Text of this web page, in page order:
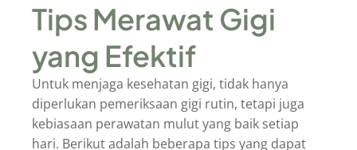
Tips Merawat Gigi
yang Efektif
Untuk menjaga kesehatan gigi, tidak hanya
diperlukan pemeriksaan gigi rutin, tetapi juga
kebiasaan perawatan mulut yang baik setiap
hari. Berikut adalah beberapa tips yang dapat